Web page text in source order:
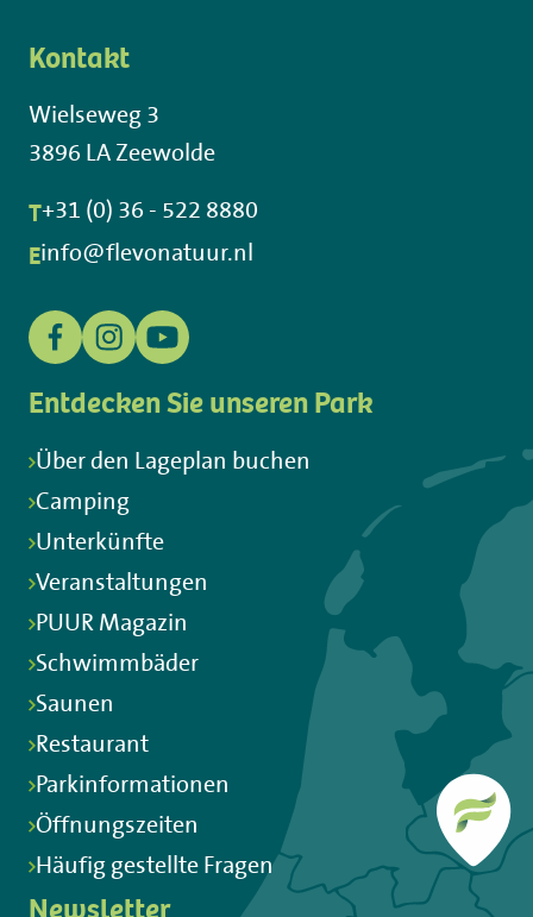
Kontakt
Wielseweg 3
3896 LA Zeewolde
T+31 (0) 36 - 522 8880
Einfo@flevonatuur.nl
Entdecken Sie unseren Park
Über den Lageplan buchen
Camping
Unterkünfte
Veranstaltungen
PUUR Magazin
Schwimmbäder
Saunen
Restaurant
Parkinformationen
Öffnungszeiten
Häufig gestellte Fragen
Newsletter